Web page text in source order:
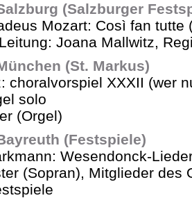
(Salzburger
Mozart: Così fan tutte
Joana Mallwitz,
(St. Markus)
choralvorspiel XXXII (wer
solo
(Orgel)
(Festspiele)
Wesendonck-
(Sopran), Mitglieder des